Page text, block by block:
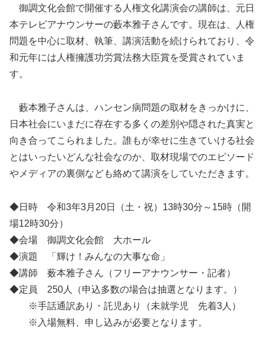
御調文化会館で開催する人権文化講演会の講師は、元日
本テレビアナウンサーの藪本雅子さんです。現在は、人権
問題を中心に取材、執筆、講演活動を続けられており、令
和元年には人権擁護功労賞法務大臣賞を受賞されていま
す。
藪本雅子さんは、ハンセン病問題の取材をきっかけに、
日本社会にいまだに存在する多くの差別や隠された真実と
向き合ってこられました。誰もが幸せに生きていける社会
とはいったいどんな社会なのか、取材現場でのエピソード
やメディアの裏側なども絡めて講演をしていただきます。
◆日時 令和3年3月20日（土・祝）13時30分～15時（開
場12時30分）
◆会場 御調文化会館 大ホール
◆演題 「輝け！みんなの大事な命」
◆講師 薮本雅子さん（フリーアナウンサー・記者）
◆定員 250人（申込多数の場合は抽選となります。）
※手話通訳あり・託児あり（未就学児 先着3人）
※入場無料、申し込みが必要となります。